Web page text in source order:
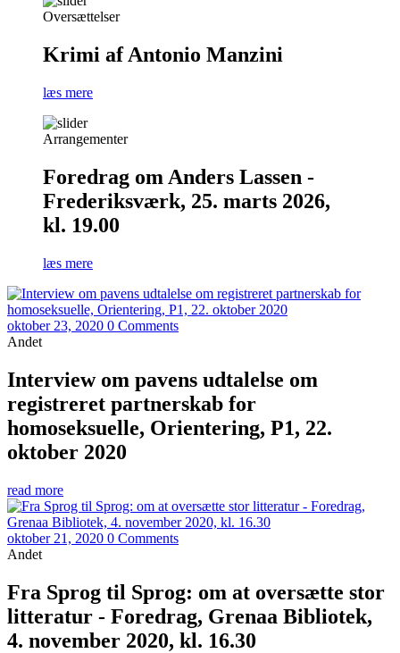
Oversættelser
Krimi af Antonio Manzini
læs mere
Arrangementer
Foredrag om Anders Lassen -
Frederiksværk, 25. marts 2026,
kl. 19.00
læs mere
oktober 23, 2020 0 Comments
Andet
Interview om pavens udtalelse om
registreret partnerskab for
homoseksuelle, Orientering, P1, 22.
oktober 2020
read more
oktober 21, 2020 0 Comments
Andet
Fra Sprog til Sprog: om at oversætte stor
litteratur - Foredrag, Grenaa Bibliotek,
4. november 2020, kl. 16.30